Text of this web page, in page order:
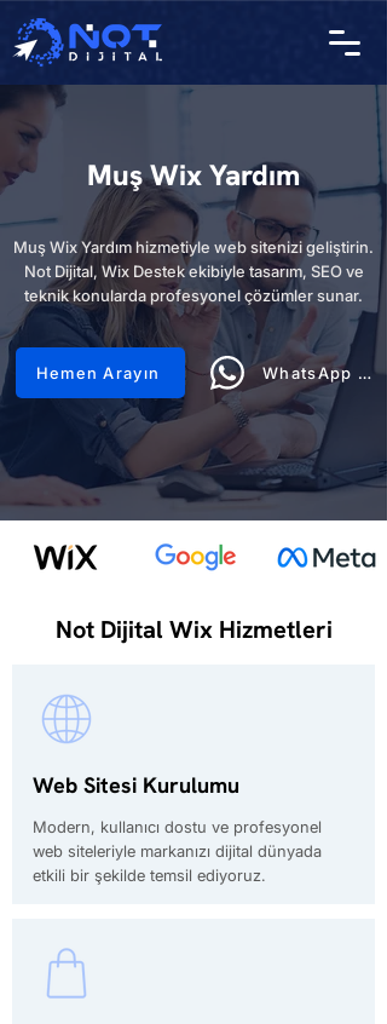
Muş Wix Yardım
Muş Wix Yardım hizmetiyle web sitenizi geliştirin.
Not Dijital, Wix Destek ekibiyle tasarım, SEO ve
teknik konularda profesyonel çözümler sunar.
Hemen Arayın WhatsApp Hattı
Not Dijital Wix Hizmetleri
Web Sitesi Kurulumu
Modern, kullanıcı dostu ve profesyonel
web siteleriyle markanızı dijital dünyada
etkili bir şekilde temsil ediyoruz.